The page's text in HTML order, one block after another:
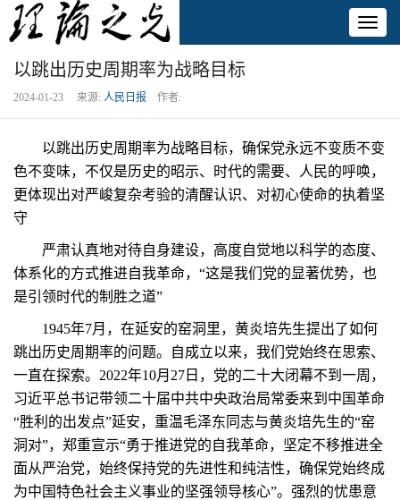
以跳出历史周期率为战略目标
2024-01-23 来源: 人民日报 作者:
以跳出历史周期率为战略目标，确保党永远不变质不变
色不变味，不仅是历史的昭示、时代的需要、人民的呼唤，
更体现出对严峻复杂考验的清醒认识、对初心使命的执着坚
守
严肃认真地对待自身建设，高度自觉地以科学的态度、
体系化的方式推进自我革命，“这是我们党的显著优势，也
是引领时代的制胜之道”
1945年7月，在延安的窑洞里，黄炎培先生提出了如何
跳出历史周期率的问题。自成立以来，我们党始终在思索、
一直在探索。2022年10月27日，党的二十大闭幕不到一周，
习近平总书记带领二十届中共中央政治局常委来到中国革命
“胜利的出发点”延安，重温毛泽东同志与黄炎培先生的“窑
洞对”，郑重宣示“勇于推进党的自我革命，坚定不移推进全
面从严治党，始终保持党的先进性和纯洁性，确保党始终成
为中国特色社会主义事业的坚强领导核心”。强烈的忧患意